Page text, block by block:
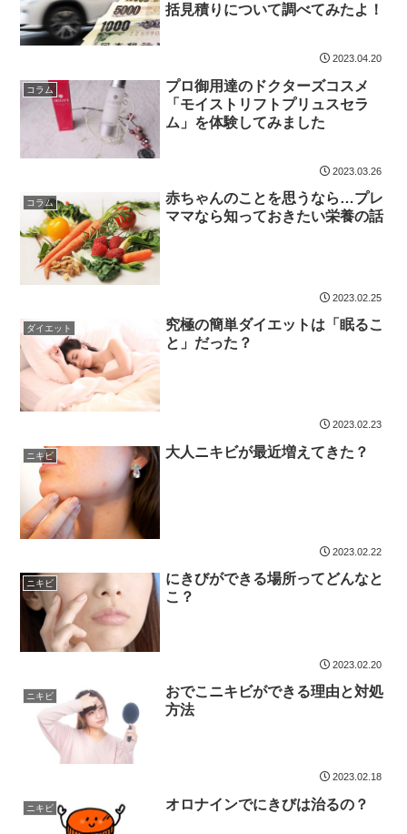
括見積りについて調べてみたよ！
2023.04.20
コラム
プロ御用達のドクターズコスメ
「モイストリフトプリュスセラ
ム」を体験してみました
2023.03.26
コラム
赤ちゃんのことを思うなら…プレ
ママなら知っておきたい栄養の話
2023.02.25
ダイエット
究極の簡単ダイエットは「眠るこ
と」だった？
2023.02.23
ニキビ 大人ニキビが最近増えてきた？
2023.02.22
ニキビ
にきびができる場所ってどんなと
こ？
2023.02.20
ニキビ
おでこニキビができる理由と対処
方法
2023.02.18
ニキビ オロナインでにきびは治るの？